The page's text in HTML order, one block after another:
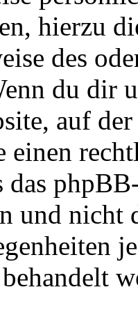
hierzu
des
du dir
auf
einen
das
und nicht